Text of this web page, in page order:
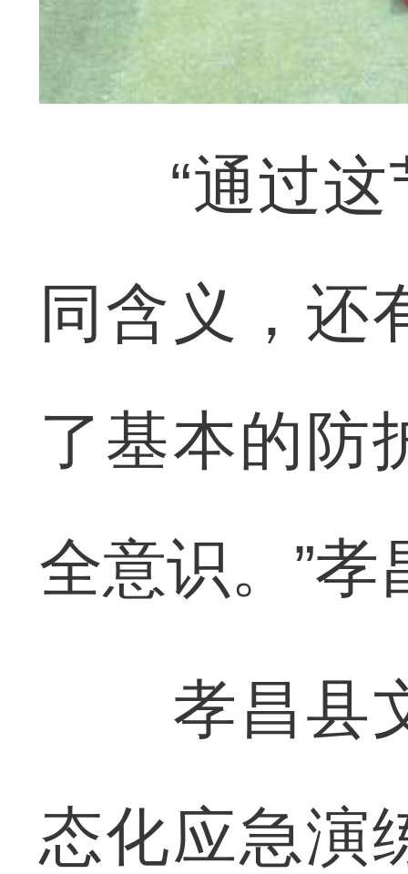
“通过这
同含义，还
了基本的防
全意识。”
孝昌县文
态化应急演